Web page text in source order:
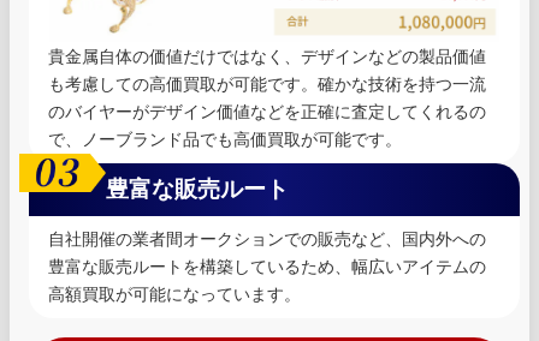
貴金属自体の価値だけではなく、デザインなどの製品価値
も考慮しての高価買取が可能です。確かな技術を持つ一流
のバイヤーがデザイン価値などを正確に査定してくれるの
で、ノーブランド品でも高価買取が可能です。
豊富な販売ルート
自社開催の業者間オークションでの販売など、国内外への
豊富な販売ルートを構築しているため、幅広いアイテムの
高額買取が可能になっています。